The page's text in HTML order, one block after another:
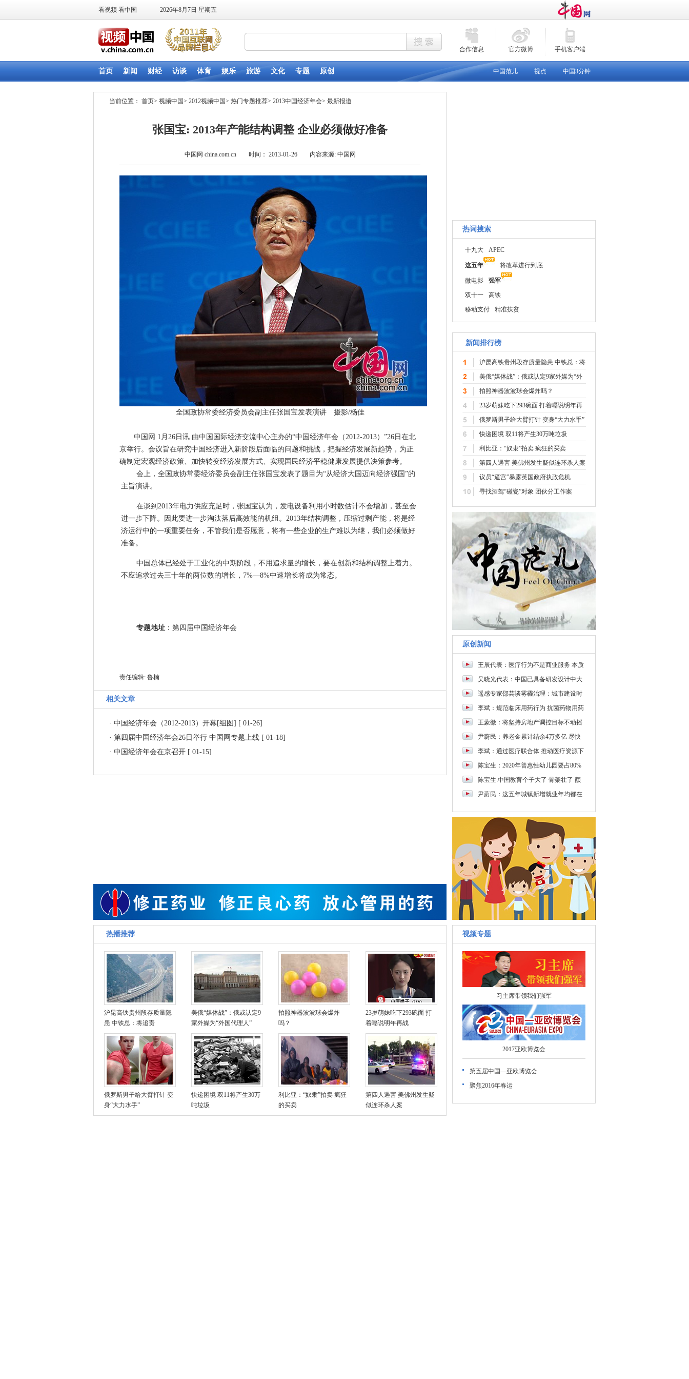
当前位置： 首页> 视频中国> 2012视频中国> 热门专题推荐> 2013中国经济年会> 最新报道
张国宝: 2013年产能结构调整 企业必须做好准备
中国网 china.com.cn 时间： 2013-01-26 内容来源: 中国网
全国政协常委经济委员会副主任张国宝发表演讲 摄影/杨佳
中国网 1月26日讯 由中国国际经济交流中心主办的“中国经济年会（2012-2013）”26日在北
京举行。会议旨在研究中国经济进入新阶段后面临的问题和挑战，把握经济发展新趋势，为正
确制定宏观经济政策、加快转变经济发展方式、实现国民经济平稳健康发展提供决策参考。
会上，全国政协常委经济委员会副主任张国宝发表了题目为“从经济大国迈向经济强国”的
主旨演讲。
在谈到2013年电力供应充足时，张国宝认为，发电设备利用小时数估计不会增加，甚至会
进一步下降。因此要进一步淘汰落后高效能的机组。2013年结构调整，压缩过剩产能，将是经
济运行中的一项重要任务，不管我们是否愿意，将有一些企业的生产难以为继，我们必须做好
准备。
中国总体已经处于工业化的中期阶段，不用追求量的增长，要在创新和结构调整上着力。
不应追求过去三十年的两位数的增长，7%—8%中速增长将成为常态。
专题地址 ： 第四届中国经济年会
责任编辑: 鲁楠
相关文章
· 中国经济年会（2012-2013）开幕[组图] [ 01-26]
· 第四届中国经济年会26日举行 中国网专题上线 [ 01-18]
· 中国经济年会在京召开 [ 01-15]